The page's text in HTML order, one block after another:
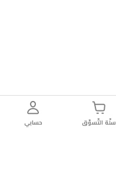
سلّة التّسوّق حسابي